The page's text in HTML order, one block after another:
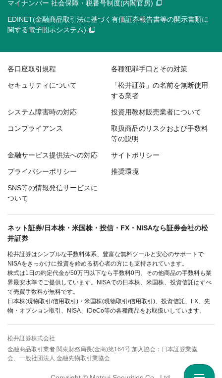
マイナンバー 社会保障・税番号制度(内閣官房)
EDINET(金融商品取引法に基づく有価証券報告書等の開示書類に
関する電子開示システム)
各口座取引規程 各種犯罪手口とその対策
セキュリティについて
「松井証券」の名前を無断使用
する業者
システム障害時の対応 投資用教材販売業者について
コンプライアンス
取扱商品のリスクおよび手数料
等の説明
金融サービス提供法への対応 サイトポリシー
プライバシーポリシー 推奨環境
SNS等の情報発信サービスに
ついて
ネット証券/日本株・米国株・投信・FX・NISAなら証券会社の松
井証券
松井証券はシンプルな手数料体系、豊富な無料ツールと安心のサポートで
NISAをきっかけに投資を始める初心者の方にも支持されています。
株式は1日の約定代金が50万円以下なら手数料0円、その他商品の手数料も業
界最安水準でご提供しています。NISAでの日本株、米国株、投資信託はすべ
て売買手数料が無料です。
日本株(現物取引/信用取引)・米国株(現物取引/信用取引)、投資信託、FX、先
物・オプション取引、NISA、iDeCo等の各種商品をお取扱いしています。
松井証券株式会社
金融商品取引業者 関東財務局長(金商)第164号 加入協会：日本証券業協
会、一般社団法人 金融先物取引業協会